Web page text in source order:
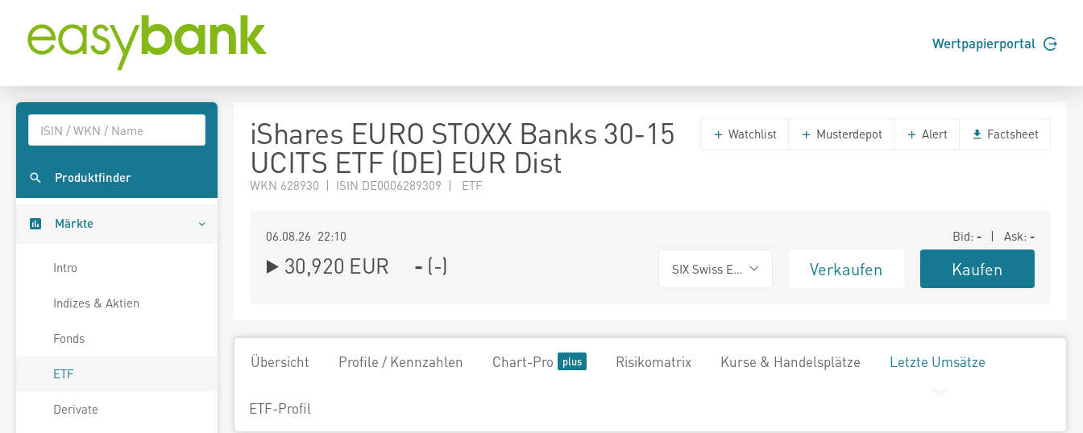
Wertpapierportal
Produktfinder
Märkte
Intro
Indizes & Aktien
Fonds
ETF
Derivate
iShares EURO STOXX Banks 30-15
UCITS ETF (DE) EUR Dist
WKN 628930 | ISIN DE0006289309 | ETF
Watchlist Musterdepot Alert Factsheet
06.08.26 22:10 Bid: - | Ask: -
30,920 EUR - (-) SIX Swiss Exchange Verkaufen Kaufen
Übersicht Profile / Kennzahlen Chart-Pro Risikomatrix Kurse & Handelsplätze Letzte Umsätze
ETF-Profil